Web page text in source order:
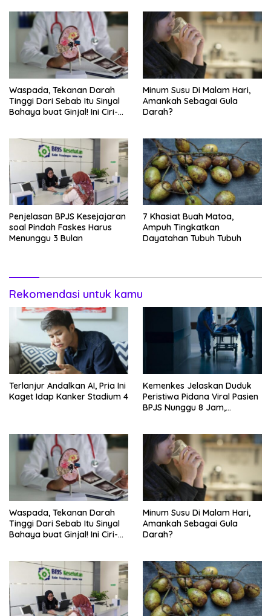
Waspada, Tekanan Darah
Tinggi Dari Sebab Itu Sinyal
Bahaya buat Ginjal! Ini Ciri-
Minum Susu Di Malam Hari,
Amankah Sebagai Gula
Darah?
Penjelasan BPJS Kesejajaran
soal Pindah Faskes Harus
Menunggu 3 Bulan
7 Khasiat Buah Matoa,
Ampuh Tingkatkan
Dayatahan Tubuh Tubuh
Rekomendasi untuk kamu
Terlanjur Andalkan AI, Pria Ini
Kaget Idap Kanker Stadium 4
Kemenkes Jelaskan Duduk
Peristiwa Pidana Viral Pasien
BPJS Nunggu 8 Jam,
Waspada, Tekanan Darah
Tinggi Dari Sebab Itu Sinyal
Bahaya buat Ginjal! Ini Ciri-
Minum Susu Di Malam Hari,
Amankah Sebagai Gula
Darah?